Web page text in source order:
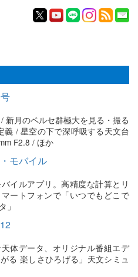
/ 新月のペルセ群極大を見る・撮る
義 / 星空の下で深呼吸する天文台
F2.8 / ほか
モバイル
イルアプリ。高精度な計算とリ
ートフォンで「いつでもどこで
」
体データ、オリジナル番組エデ
る 楽しさひろげる」天文シミュ